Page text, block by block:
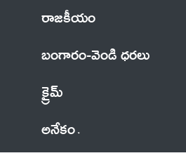
రాజకీయం
బంగారం-వెండి ధరలు
క్రైమ్
అనేకం